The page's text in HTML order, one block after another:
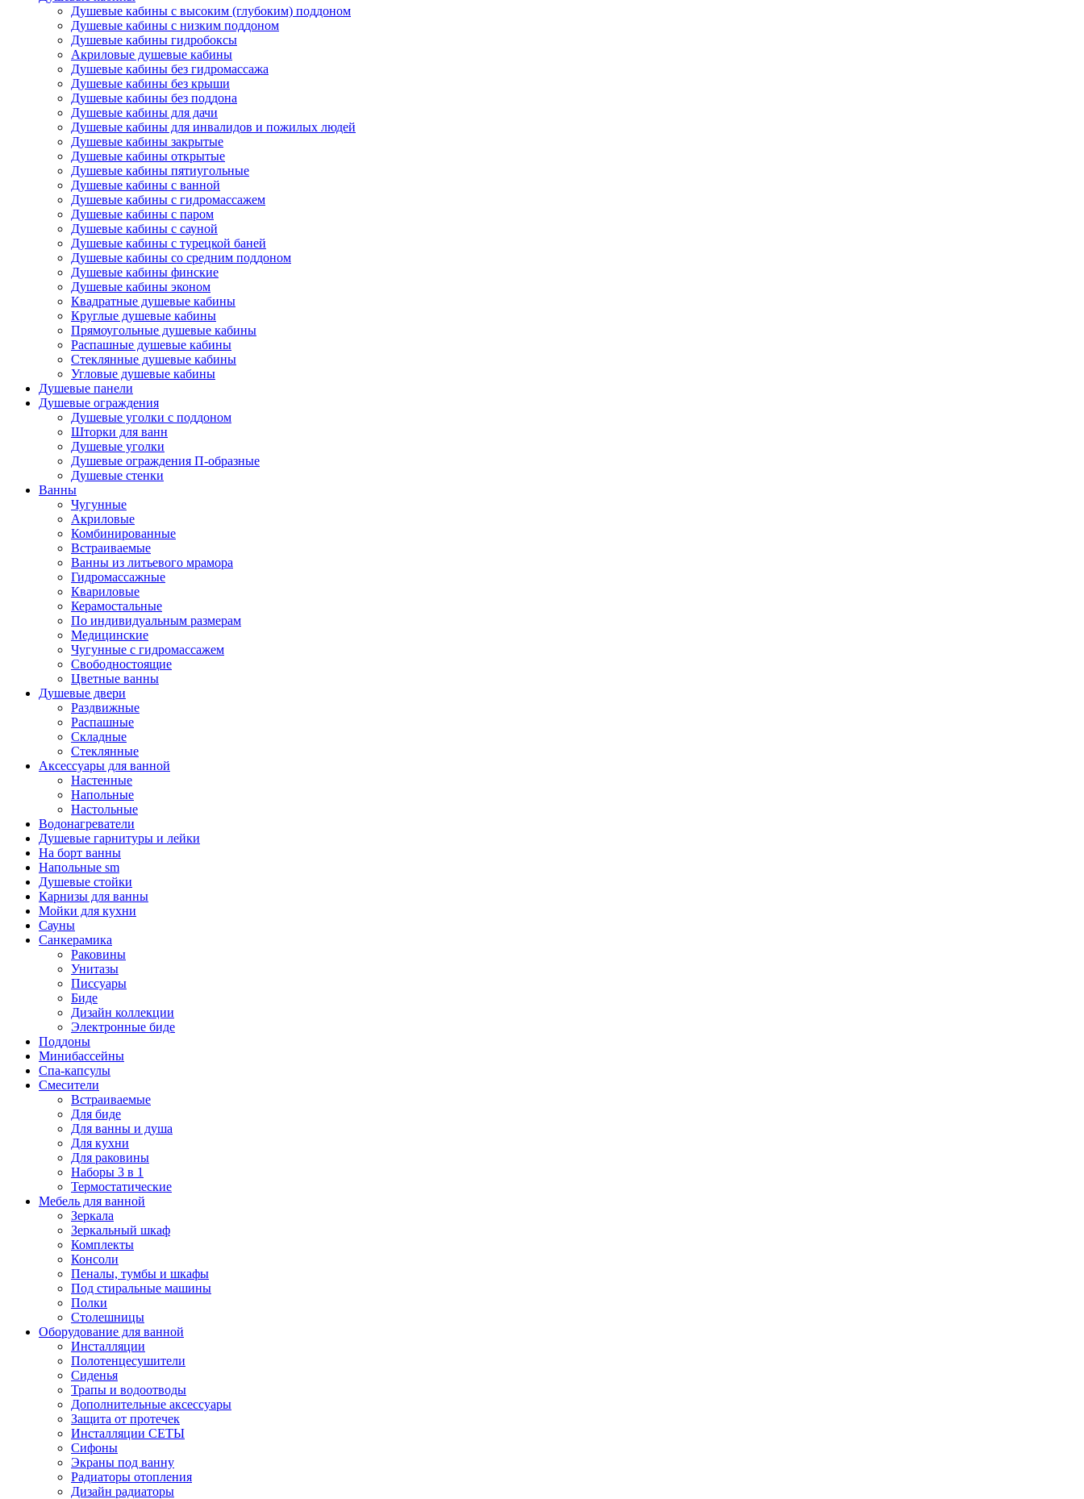
Душевые кабины с высоким (глубоким) поддоном
Душевые кабины с низким поддоном
Душевые кабины гидробоксы
Акриловые душевые кабины
Душевые кабины без гидромассажа
Душевые кабины без крыши
Душевые кабины без поддона
Душевые кабины для дачи
Душевые кабины для инвалидов и пожилых людей
Душевые кабины закрытые
Душевые кабины открытые
Душевые кабины пятиугольные
Душевые кабины с ванной
Душевые кабины с гидромассажем
Душевые кабины с паром
Душевые кабины с сауной
Душевые кабины с турецкой баней
Душевые кабины со средним поддоном
Душевые кабины финские
Душевые кабины эконом
Квадратные душевые кабины
Круглые душевые кабины
Прямоугольные душевые кабины
Распашные душевые кабины
Стеклянные душевые кабины
Угловые душевые кабины
Душевые панели
Душевые ограждения
Душевые уголки с поддоном
Шторки для ванн
Душевые уголки
Душевые ограждения П-образные
Душевые стенки
Ванны
Чугунные
Акриловые
Комбинированные
Встраиваемые
Ванны из литьевого мрамора
Гидромассажные
Квариловые
Керамостальные
По индивидуальным размерам
Медицинские
Чугунные с гидромассажем
Свободностоящие
Цветные ванны
Душевые двери
Раздвижные
Распашные
Складные
Стеклянные
Аксессуары для ванной
Настенные
Напольные
Настольные
Водонагреватели
Душевые гарнитуры и лейки
На борт ванны
Напольные sm
Душевые стойки
Карнизы для ванны
Мойки для кухни
Сауны
Санкерамика
Раковины
Унитазы
Писсуары
Биде
Дизайн коллекции
Электронные биде
Поддоны
Минибассейны
Спа-капсулы
Смесители
Встраиваемые
Для биде
Для ванны и душа
Для кухни
Для раковины
Наборы 3 в 1
Термостатические
Мебель для ванной
Зеркала
Зеркальный шкаф
Комплекты
Консоли
Пеналы, тумбы и шкафы
Под стиральные машины
Полки
Столешницы
Оборудование для ванной
Инсталляции
Полотенцесушители
Сиденья
Трапы и водоотводы
Дополнительные аксессуары
Защита от протечек
Инсталляции СЕТЫ
Сифоны
Экраны под ванну
Радиаторы отопления
Дизайн радиаторы